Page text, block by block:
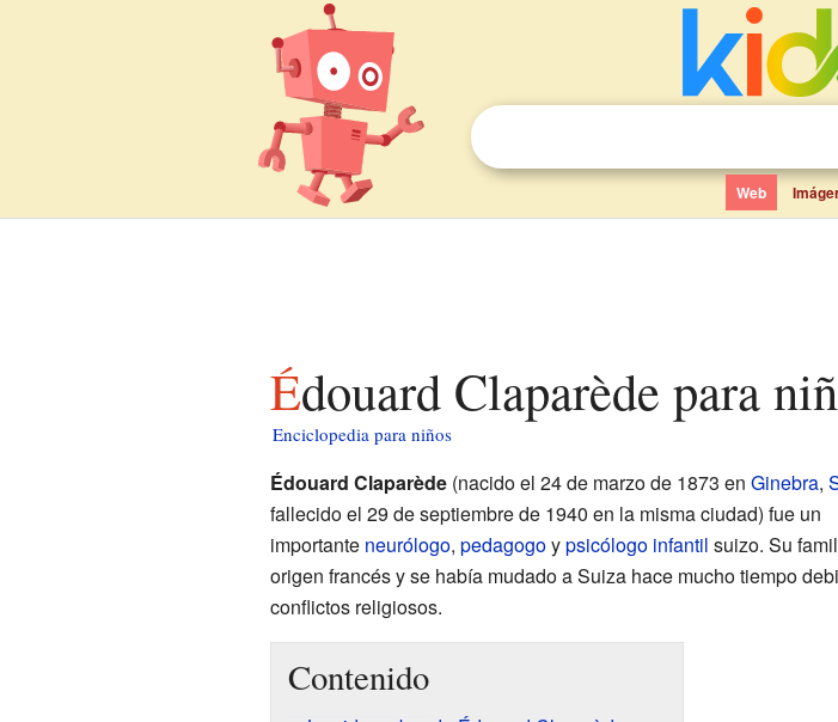
Web
Édouard Claparède para
Enciclopedia para niños
Édouard Claparède(nacido el 24 de marzo de 1873 en Ginebra,
fallecido el 29 de septiembre de 1940 en la misma ciudad) fue un
importante neurólogo, pedagogoypsicólogo infantil suizo. Su
origen francés y se había mudado a Suiza hace mucho tiempo
conflictos religiosos.
Contenido